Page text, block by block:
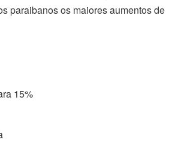
paraibanos os maiores aumentos de
15%